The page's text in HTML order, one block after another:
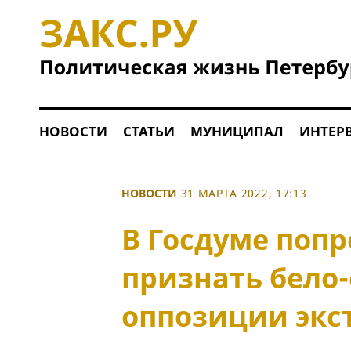
НОВОСТИ СТАТЬИ МУНИЦИПАЛ
НОВОСТИ 31 МАРТА 2022, 17:13
В Госдуме
признать
оппозиции